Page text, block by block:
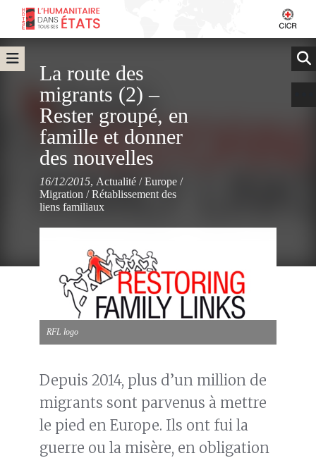
La route des
migrants (2) –
Rester groupé, en
famille et donner
des nouvelles
16/12/2015, Actualité /Europe /
Migration /Rétablissement des
liens familiaux
RFL logo
Depuis 2014, plus d’un million de
migrants sont parvenus à mettre
le pied en Europe. Ils ont fui la
guerre ou la misère, en obligation